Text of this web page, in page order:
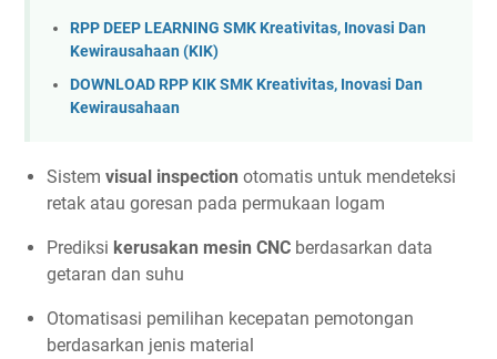
RPP DEEP LEARNING SMK Kreativitas, Inovasi Dan
Kewirausahaan (KIK)
DOWNLOAD RPP KIK SMK Kreativitas, Inovasi Dan
Kewirausahaan
Sistem visual inspection otomatis untuk mendeteksi
retak atau goresan pada permukaan logam
Prediksi kerusakan mesin CNC berdasarkan data
getaran dan suhu
Otomatisasi pemilihan kecepatan pemotongan
berdasarkan jenis material